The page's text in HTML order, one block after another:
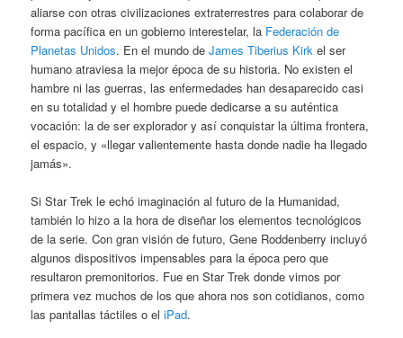
aliarse con otras civilizaciones extraterrestres para colaborar de
forma pacífica en un gobierno interestelar, la Federación de
Planetas Unidos. En el mundo deJames Tiberius Kirk el ser
humano atraviesa la mejor época de su historia. No existen el
hambre ni las guerras, las enfermedades han desaparecido casi
en su totalidad y el hombre puede dedicarse a su auténtica
vocación: la de ser explorador y así conquistar la última frontera,
el espacio, y «llegar valientemente hasta donde nadie ha llegado
jamás».
Si Star Trek le echó imaginación al futuro de la Humanidad,
también lo hizo a la hora de diseñar los elementos tecnológicos
de la serie. Con gran visión de futuro, Gene Roddenberry incluyó
algunos dispositivos impensables para la época pero que
resultaron premonitorios. Fue en Star Trek donde vimos por
primera vez muchos de los que ahora nos son cotidianos, como
las pantallas táctiles o eliPad.